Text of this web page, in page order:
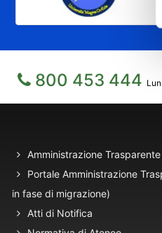
800 453 444
Amministrazione Trasparente
Portale Amministrazione
in fase di migrazione)
Atti di Notifica